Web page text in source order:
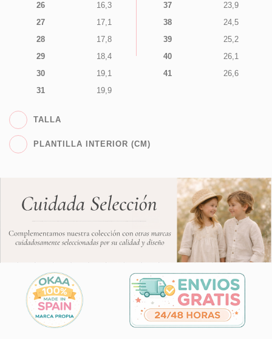
26
16,3
27
17,1
28
17,8
29
18,4
30
19,1
31
19,9
37
23,9
38
24,5
39
25,2
40
26,1
41
26,6
TALLA
PLANTILLA INTERIOR (CM)